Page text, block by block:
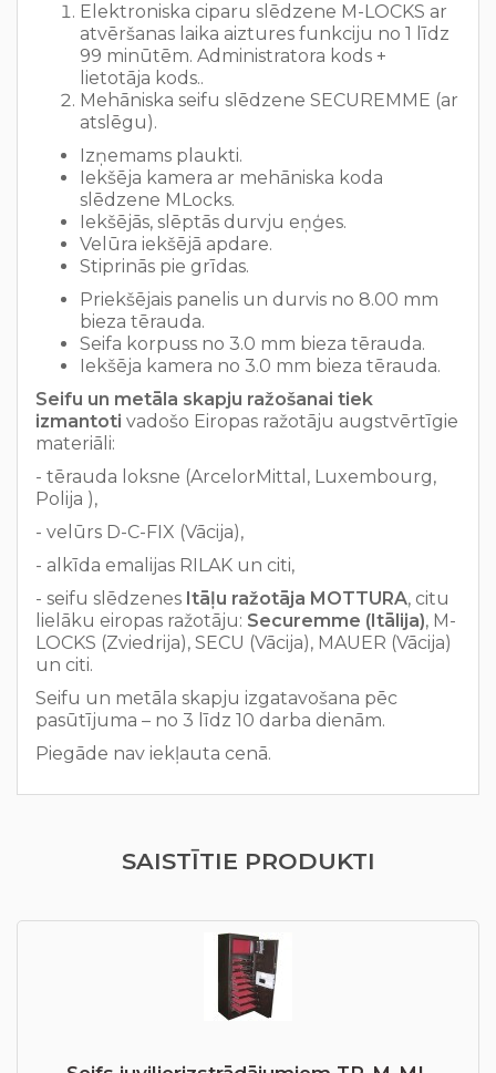
Elektroniska ciparu slēdzene M-LOCKS ar
atvēršanas laika aiztures funkciju no 1 līdz
99 minūtēm. Administratora kods +
lietotāja kods..
Mehāniska seifu slēdzene SECUREMME (ar
atslēgu).
Izņemams plaukti.
Iekšēja kamera ar mehāniska koda
slēdzene MLocks.
Iekšējās, slēptās durvju eņģes.
Velūra iekšējā apdare.
Stiprinās pie grīdas.
Priekšējais panelis un durvis no 8.00 mm
bieza tērauda.
Seifa korpuss no 3.0 mm bieza tērauda.
Iekšēja kamera no 3.0 mm bieza tērauda.
Seifu un metāla skapju ražošanai tiek
izmantoti vadošo Eiropas ražotāju augstvērtīgie
materiāli:
- tērauda loksne (ArcelorMittal, Luxembourg,
Polija ),
- velūrs D-C-FIX (Vācija),
- alkīda emalijas RILAK un citi,
- seifu slēdzenes Itāļu ražotāja MOTTURA, citu
lielāku eiropas ražotāju: Securemme (Itālija), M-
LOCKS (Zviedrija), SECU (Vācija), MAUER (Vācija)
un citi.
Seifu un metāla skapju izgatavošana pēc
pasūtījuma – no 3 līdz 10 darba dienām.
Piegāde nav iekļauta cenā.
SAISTĪTIE PRODUKTI